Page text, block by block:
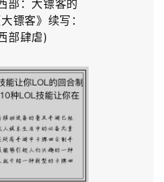
部：大镖客的
镖客》续写：
部肆虐)